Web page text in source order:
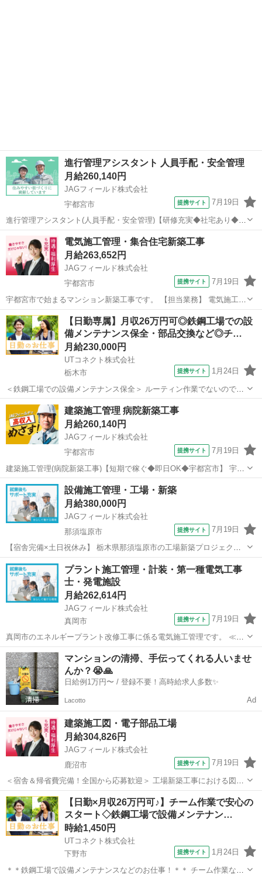
進行管理アシスタント 人員手配・安全管理
月給260,140円
JAGフィールド株式会社
宇都宮市
提携サイト 7月19日
進行管理アシスタント(人員手配・安全管理)【研修充実◆社宅あり◆未
経験39歳OK】 ＜30代でも遅くない！今から目指す技術職！＞宇都宮
市近隣エリアで進行管理アシスタントの募集です。マンション・工
場・商業施設などの改修プロ...
宇都宮市 その他
電気施工管理・集合住宅新築工事
月給263,652円
JAGフィールド株式会社
宇都宮市
提携サイト 7月19日
宇都宮市で始まるマンション新築工事です。 【担当業務】 電気施工管
理 ＊工程管理/品質管理/安全管理 ＊写真管理 ＊書類作成 ＊
施工図修正 など 【担当PJT】 ＊RC造/地下1階、地上20階建 ＊
工期：...
栃木 宇都宮市 その他
【日勤専属】月収26万円可◎鉄鋼工場での設
備メンテナンス保全・部品交換など◎チ…
月給230,000円
UTコネクト株式会社
栃木市
提携サイト 1月24日
＜鉄鋼工場での設備メンテナンス保全＞ ルーティン作業でないので毎
日変化があり 飽きずに仕事に取り組めます♪ チーム作業なのでサポー
トして貰えて安心して働けます！ ＜具体的には…＞ ◆設備メンテナン
ス ◆定期点検・パーツ交...
栃木 栃木市 その他
建築施工管理 病院新築工事
月給260,140円
JAGフィールド株式会社
宇都宮市
提携サイト 7月19日
建築施工管理(病院新築工事)【短期で稼ぐ◆即日OK◆宇都宮市】 宇都
宮市の医療施設新築工事＜S造・4F＞における建築施工管理です。
〔業務内容〕●打合せ参加●状況確認・報告●書類作成 など〔応募条
件〕●内装工事の現場監督経...
栃木 宇都宮市 その他
設備施工管理・工場・新築
月給380,000円
JAGフィールド株式会社
那須塩原市
提携サイト 7月19日
【宿舎完備×土日祝休み】 栃木県那須塩原市の工場新築プロジェク
ト！ 上場の大手グループ企業のプラントエンジニアリング会社にて、
施工管理メンバーを募集します。 ■ 仕事内容 工場新築プロジェクトに
おける、機械設備工事 【...
栃木 那須塩原市 その他
プラント施工管理・計装・第一種電気工事
士・発電施設
月給262,614円
JAGフィールド株式会社
真岡市
提携サイト 7月19日
真岡市のエネルギープラント改修工事に係る電気施工管理です。 ≪担
当業務≫ 安全管理・品質管理・工程管理 写真管理 書類作成 施工図修
正 ＜応募条件＞ 現場監督経験5年以上 第一種電気工事士 計装分野で
の実...
栃木 真岡市
マンションの清掃、手伝ってくれる人いませ
んか？😭🙏
日給例1万円〜 / 登録不要！高時給求人多数✨
Lacotto Ad
建築施工図・電子部品工場
月給304,826円
JAGフィールド株式会社
鹿沼市
提携サイト 7月19日
＜宿舎＆帰省費完備！全国から応募歓迎＞ 工場新築工事における図面
専任ポジション！ 資格/国籍不問で1名をお迎えいたします。 ＜担当業
務＞ 建築施工図 ＊図面作成・修正 ＊納まりの確認 ＊協力会社との打
合せ ＊各種...
栃木 鹿沼市 その他
【日勤×月収26万円可♪】チーム作業で安心の
スタート◇鉄鋼工場で設備メンテナン…
時給1,450円
UTコネクト株式会社
下野市
提携サイト 1月24日
＊＊鉄鋼工場で設備メンテナンスなどのお仕事！＊＊ チーム作業なの